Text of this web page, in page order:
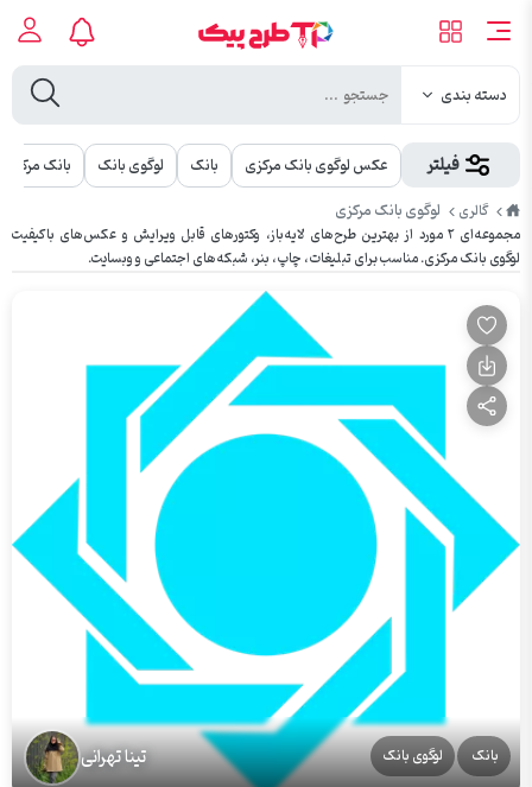
دسته بندی
فیلتر عکس لوگوی بانک مرکزی بانک لوگوی بانک
بانک مرکزی
طرح
پیک
گالری لوگوی بانک مرکزی
مجموعه‌ای ۲ مورد از بهترین طرح‌های لایه‌باز، وکتورهای قابل ویرایش و عکس‌های باکیفیت
لوگوی بانک مرکزی. مناسب برای تبلیغات، چاپ، بنر، شبکه‌های اجتماعی و وبسایت.
بانک لوگوی بانک تینا تهرانی